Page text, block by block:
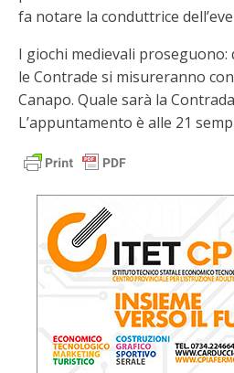
fa notare la conduttrice
I giochi medievali proseguono:
le Contrade si misureranno
Canapo. Quale sarà la
L’appuntamento è alle 21